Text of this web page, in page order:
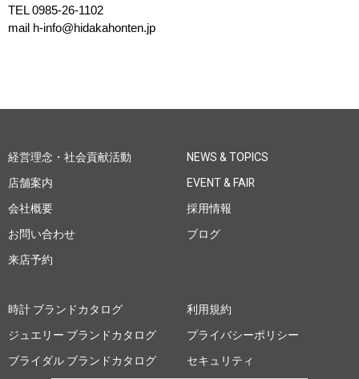
TEL 0985-26-1102
mail h-info@hidakahonten.jp
経営理念・社会貢献活動
店舗案内
会社概要
お問い合わせ
来店予約
NEWS & TOPICS
EVENT & FAIR
採用情報
ブログ
時計 ブランドカタログ
ジュエリー ブランドカタログ
ブライダル ブランドカタログ
利用規約
プライバシーポリシー
セキュリティ